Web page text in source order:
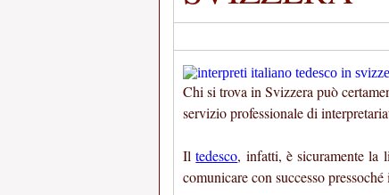
Chi si trova in Svizzera può
servizio professionale di
Iltedesco, infatti, è sicuramente la
comunicare con successo